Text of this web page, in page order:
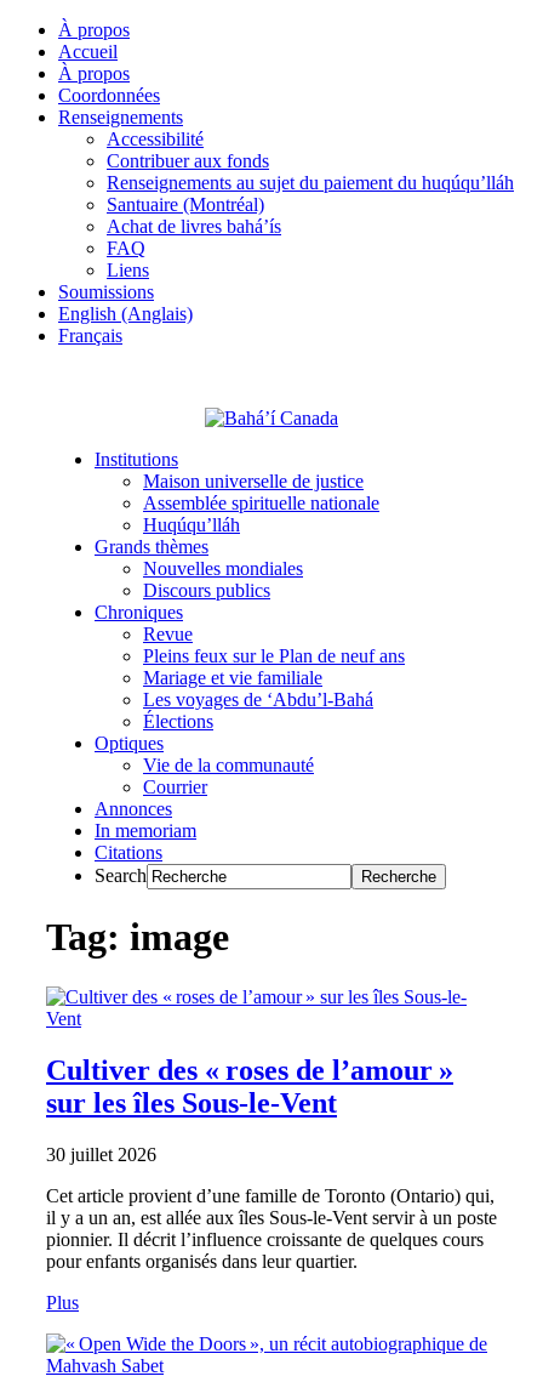
À propos
Accueil
À propos
Coordonnées
Renseignements
Accessibilité
Contribuer aux fonds
Renseignements au sujet du paiement du huqúqu’lláh
Santuaire (Montréal)
Achat de livres bahá’ís
FAQ
Liens
Soumissions
English (Anglais)
Français
Institutions
Maison universelle de justice
Assemblée spirituelle nationale
Huqúqu’lláh
Grands thèmes
Nouvelles mondiales
Discours publics
Chroniques
Revue
Pleins feux sur le Plan de neuf ans
Mariage et vie familiale
Les voyages de ‘Abdu’l-Bahá
Élections
Optiques
Vie de la communauté
Courrier
Annonces
In memoriam
Citations
Search
Tag: image
Cultiver des « roses de l’amour »
sur les îles Sous-le-Vent
30 juillet 2026
Cet article provient d’une famille de Toronto (Ontario) qui,
il y a un an, est allée aux îles Sous-le-Vent servir à un poste
pionnier. Il décrit l’influence croissante de quelques cours
pour enfants organisés dans leur quartier.
Plus